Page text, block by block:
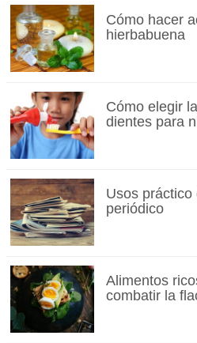
Cómo hacer
hierbabuena
Cómo elegir
dientes para
Usos práctico
periódico
Alimentos
combatir la